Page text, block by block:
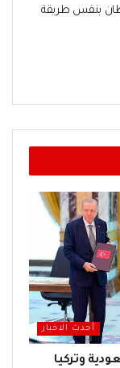
بنفس طريقة
أحدث الاخبار
وتركيا